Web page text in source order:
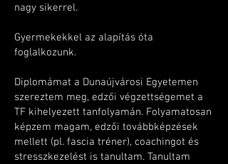
nagy sikerrel.
Gyermekekkel az alapítás óta
foglalkozunk.
Diplomámat a Dunaújvárosi Egyetemen
szereztem meg, edzői végzettségemet a
TF kihelyezett tanfolyamán. Folyamatosan
képzem magam, edzői továbbképzések
mellett (pl. fascia tréner), coachingot és
stresszkezelést is tanultam. Tanultam